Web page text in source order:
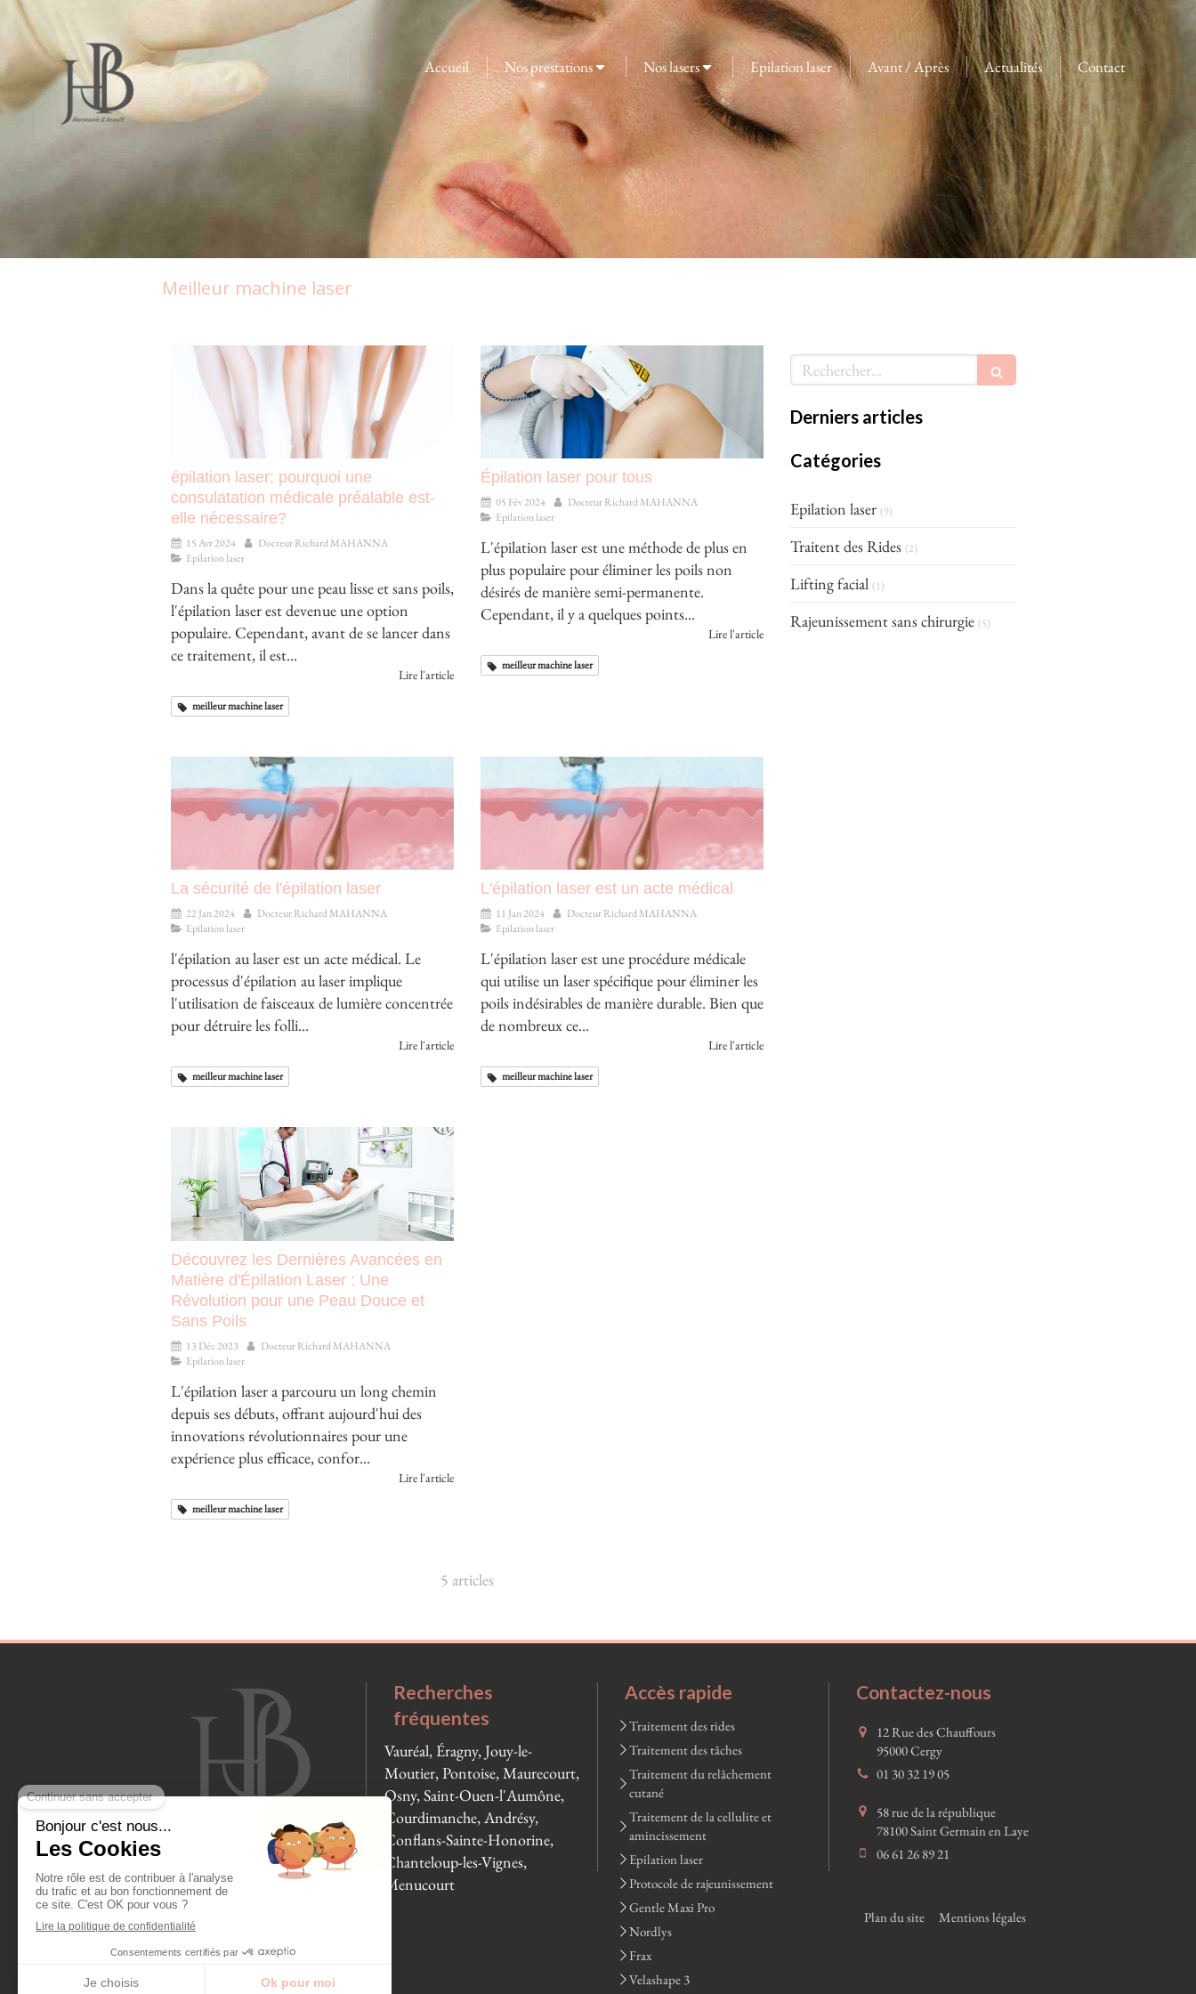
Accueil Nos prestations Nos lasers Epilation laser Avant / Après Actualités Contact
Meilleur machine laser
épilation laser; pourquoi une
consulatation médicale préalable est-
elle nécessaire?
15 Avr 2024
Docteur Richard MAHANNA
Epilation laser
Dans la quête pour une peau lisse et sans poils,
l'épilation laser est devenue une option
populaire. Cependant, avant de se lancer dans
ce traitement, il est...
Lire l'article
meilleur machine laser
Épilation laser pour tous
05 Fév 2024
Docteur Richard MAHANNA
Epilation laser
L'épilation laser est une méthode de plus en
plus populaire pour éliminer les poils non
désirés de manière semi-permanente.
Cependant, il y a quelques points...
Lire l'article
meilleur machine laser
La sécurité de l'épilation laser
22 Jan 2024
Docteur Richard MAHANNA
Epilation laser
l'épilation au laser est un acte médical. Le
processus d'épilation au laser implique
l'utilisation de faisceaux de lumière concentrée
pour détruire les folli...
Lire l'article
meilleur machine laser
L'épilation laser est un acte médical
11 Jan 2024
Docteur Richard MAHANNA
Epilation laser
L'épilation laser est une procédure médicale
qui utilise un laser spécifique pour éliminer les
poils indésirables de manière durable. Bien que
de nombreux ce...
Lire l'article
meilleur machine laser
Découvrez les Dernières Avancées en
Matière d'Épilation Laser : Une
Révolution pour une Peau Douce et
Sans Poils
13 Déc 2023
Docteur Richard MAHANNA
Epilation laser
L'épilation laser a parcouru un long chemin
depuis ses débuts, offrant aujourd'hui des
innovations révolutionnaires pour une
expérience plus efficace, confor...
Lire l'article
meilleur machine laser
5 articles
Rechercher
Derniers articles
Catégories
Epilation laser (9)
Traitent des Rides (2)
Lifting facial (1)
Rajeunissement sans chirurgie (5)
Recherches
fréquentes
Vauréal, Éragny, Jouy-le-
Moutier, Pontoise, Maurecourt,
Osny, Saint-Ouen-l'Aumône,
Courdimanche, Andrésy,
Conflans-Sainte-Honorine,
Chanteloup-les-Vignes,
Menucourt
Accès rapide
Traitement des rides
Traitement des tâches
Traitement du relâchement
cutané
Traitement de la cellulite et
amincissement
Epilation laser
Protocole de rajeunissement
Gentle Maxi Pro
Nordlys
Frax
Velashape 3
Contactez-nous
12 Rue des Chauffours
95000Cergy
01 30 32 19 05
58 rue de la république
78100Saint Germain en Laye
06 61 26 89 21
Plan du site Mentions légales